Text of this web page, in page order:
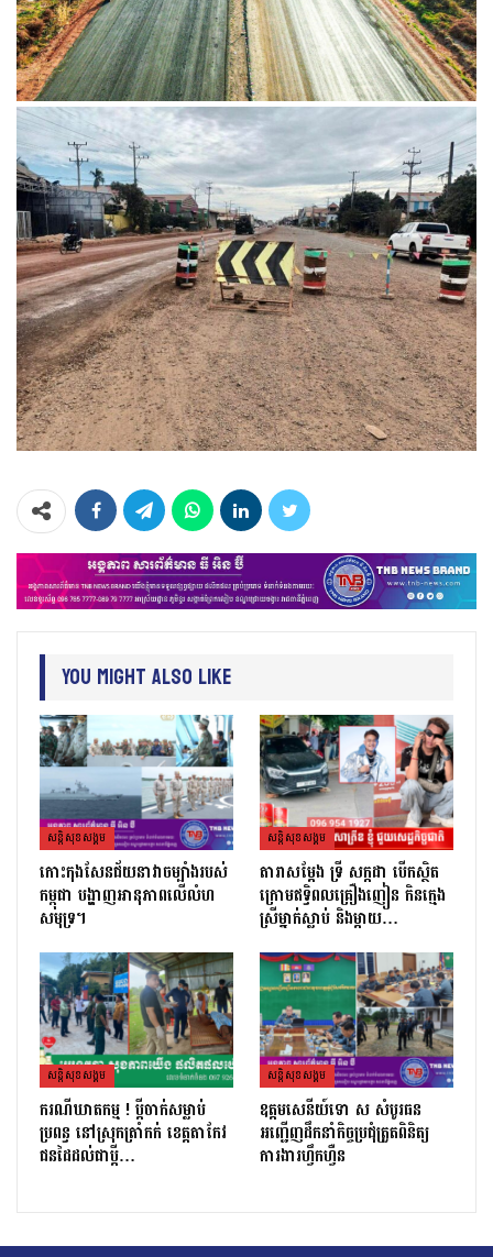
You Might Also Like
សន្តិសុខសង្គម
កោះកុងសែនជ័យនាវាចម្បាំងរបស់
កម្ពុជា បង្ហាញអានុភាពលើលំហ
សមុទ្រ។
សន្តិសុខសង្គម
តារាសម្ដែង ទ្រី សក្កដា បើកស្ថិត
ក្រោមឥទ្ធិពលគ្រឿងញៀន កិនក្មេង
ស្រីម្នាក់ស្លាប់ និងម្ដាយ…
សន្តិសុខសង្គម
ករណីឃាតកម្ម ! ប្ដីចាក់សម្លាប់
ប្រពន្ធ នៅស្រុកត្រាំកក់ ខេត្តតាកែវ
ជនដៃដល់ជាប្ដី…
សន្តិសុខសង្គម
ឧត្តមសេនីយ៍ទោ ស សំបូរធន
អញ្ជើញដឹកនាំកិច្ចប្រជុំត្រួតពិនិត្យ​
ការងារហ្វឹកហ្វឺន